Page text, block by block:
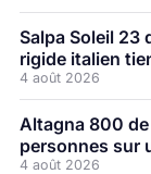
Salpa Soleil 23
rigide italien
4 août 2026
Altagna 800
personnes sur
4 août 2026